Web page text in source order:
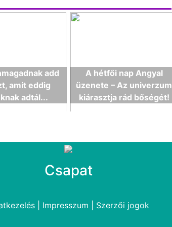
add
amit eddig
adtál...
A hétfői nap Angyal
üzenete – Az univerzum
kiárasztja rád bőségét!
Csapat
| Impresszum Szerzői jogok